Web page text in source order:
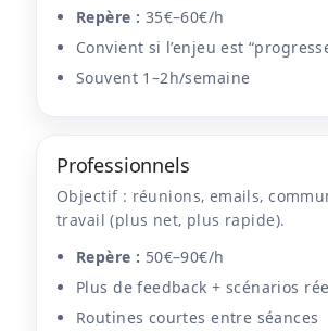
Repère : 35€–60€/h
Convient si l’enjeu est
Souvent 1–2h/semaine
Professionnels
Objectif : réunions, emails,
travail (plus net, plus rapide).
Repère : 50€–90€/h
Plus de feedback + scénarios
Routines courtes entre séances